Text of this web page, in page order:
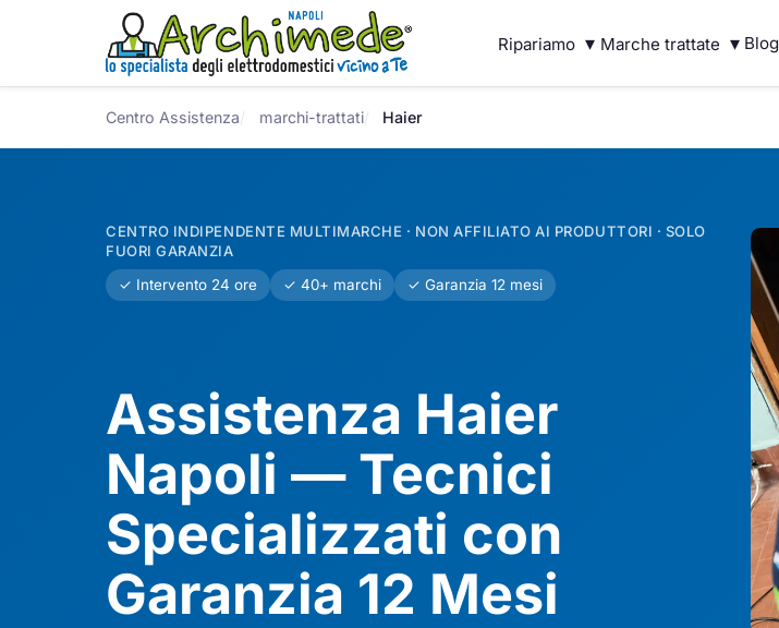
Ripariamo ▾ Marche trattate ▾ Blog
Centro Assistenza marchi-trattati Haier
CENTRO INDIPENDENTE MULTIMARCHE · NON AFFILIATO AI PRODUTTORI · SOLO
FUORI GARANZIA
✓ Intervento 24 ore
✓ 40+ marchi ✓ Garanzia 12 mesi
Assistenza Haier
Napoli — Tecnici
Specializzati con
Garanzia 12 Mesi